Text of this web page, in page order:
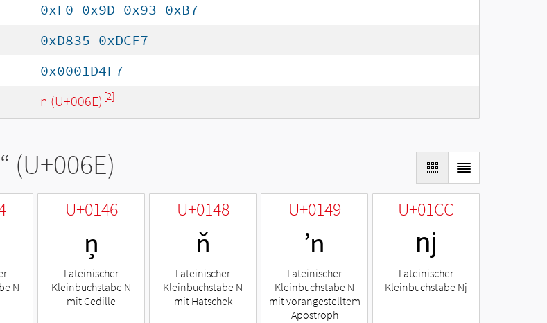
0xF0 0x9D 0x93 0xB7
0xD835 0xDCF7
0x0001D4F7
n (U+006E) [2]
“ (U+006E)
N
U+0146
ņ
Lateinischer
Kleinbuchstabe N
mit Cedille
U+0148
ň
Lateinischer
Kleinbuchstabe N
mit Hatschek
U+0149
ŉ
Lateinischer
Kleinbuchstabe N
mit vorangestelltem
Apostroph
U+01CC
ǌ
Lateinischer
Kleinbuchstabe Nj